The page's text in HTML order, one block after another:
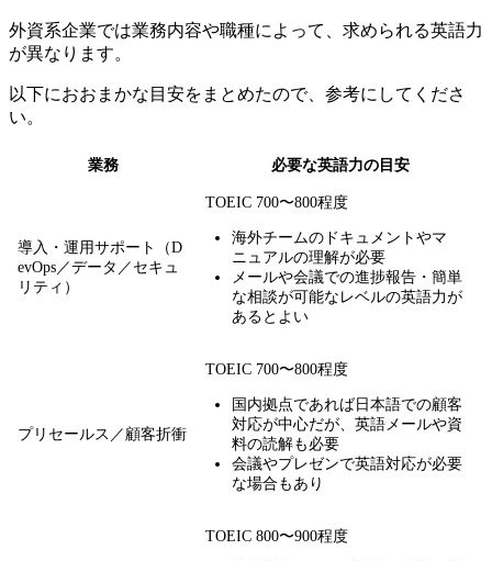
外資系企業では業務内容や職種によって、求められる英語力
が異なります。
以下におおまかな目安をまとめたので、参考にしてくださ
い。
業務 必要な英語力の目安
導入・運用サポート（D
evOps／データ／セキュ
リティ）
TOEIC 700〜800程度
海外チームのドキュメントやマ
ニュアルの理解が必要
メールや会議での進捗報告・簡単
な相談が可能なレベルの英語力が
あるとよい
プリセールス／顧客折衝
TOEIC 700〜800程度
国内拠点であれば日本語での顧客
対応が中心だが、英語メールや資
料の読解も必要
会議やプレゼンで英語対応が必要
な場合もあり
TOEIC 800〜900程度